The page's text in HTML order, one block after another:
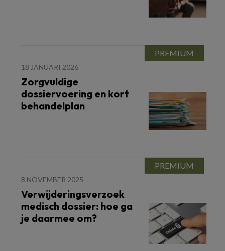
18 JANUARI 2026
Zorgvuldige
dossiervoering en kort
behandelplan
8 NOVEMBER 2025
Verwijderingsverzoek
medisch dossier: hoe ga
je daarmee om?